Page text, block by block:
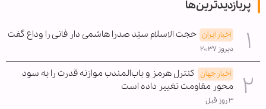
پربازدیدترین‌ها
اخبار ایران حجت الاسلام سیّد صدرا هاشمی دار فانی را وداع گفت
دیروز ۲۰:۳۷
اخبار جهان کنترل هرمز و باب‌المندب موازنه قدرت را به سود
محور مقاومت تغییر داده است
۳ روز قبل